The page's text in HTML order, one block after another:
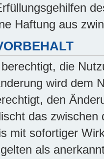
Haftung aus
die
wird dem
den
das
mit sofortiger
als